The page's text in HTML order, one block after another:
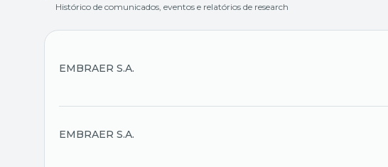
Histórico de comunicados, eventos e relatórios de research
EMBRAER S.A.
EMBRAER S.A.